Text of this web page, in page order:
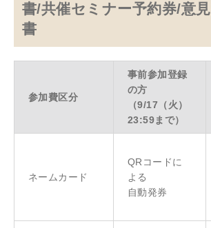
書/共催セミナー予約券/意
書
参加費区分
事前参加登録
の方
（9/17（火）
23:59まで）
ネームカード
QRコードに
よる
自動発券